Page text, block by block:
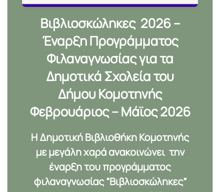
Βιβλιοσκώληκες 2026 –
Έναρξη Προγράμματος
Φιλαναγνωσίας για τα
Δημοτικά Σχολεία του
Δήμου Κομοτηνής
Φεβρουάριος – Μάϊος 2026
Η Δημοτική Βιβλιοθήκη Κομοτηνής
με μεγάλη χαρά ανακοινώνει την
έναρξη του προγράμματος
φιλαναγνωσίας “Βιβλιοσκώληκες”